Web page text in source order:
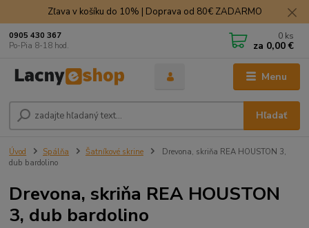
Zľava v košíku do 10% | Doprava od 80€ ZADARMO
Menu
Hľadať
0905 430 367
Po-Pia 8-18 hod.
0 ks
za 0,00 €
Úvod Spálňa Šatníkové skrine
Drevona, skriňa REA HOUSTON 3,
dub bardolino
Drevona, skriňa REA HOUSTON
3, dub bardolino